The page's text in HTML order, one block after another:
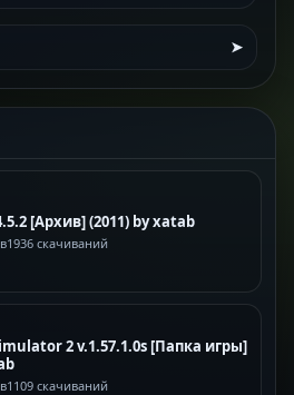
➤
[Архив] (2011) by xatab
1936 скачиваний
2 v.1.57.1.0s [Папка игры]
1109 скачиваний